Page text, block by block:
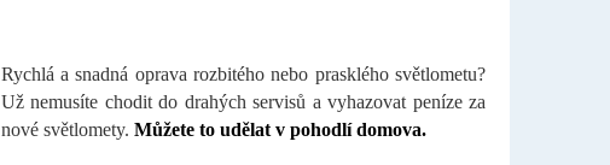
Rychlá a snadná oprava rozbitého nebo prasklého světlometu?
Už nemusíte chodit do drahých servisů a vyhazovat peníze za
nové světlomety. Můžete to udělat v pohodlí domova.